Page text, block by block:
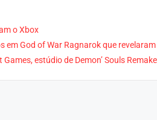
o Xbox
em God of War Ragnarok que
estúdio de Demon’ Souls Remake